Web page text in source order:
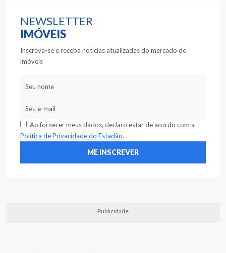
NEWSLETTER
IMÓVEIS
Inscreva-se e receba notícias atualizadas do mercado de
imóveis
Ao fornecer meus dados, declaro estar de acordo com a
Política de Privacidade do Estadão.
Publicidade